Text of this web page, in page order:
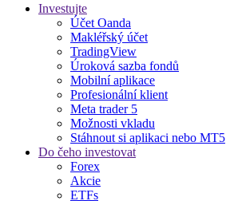
Investujte
Účet Oanda
Makléřský účet
TradingView
Úroková sazba fondů
Mobilní aplikace
Profesionální klient
Meta trader 5
Možnosti vkladu
Stáhnout si aplikaci nebo MT5
Do čeho investovat
Forex
Akcie
ETFs